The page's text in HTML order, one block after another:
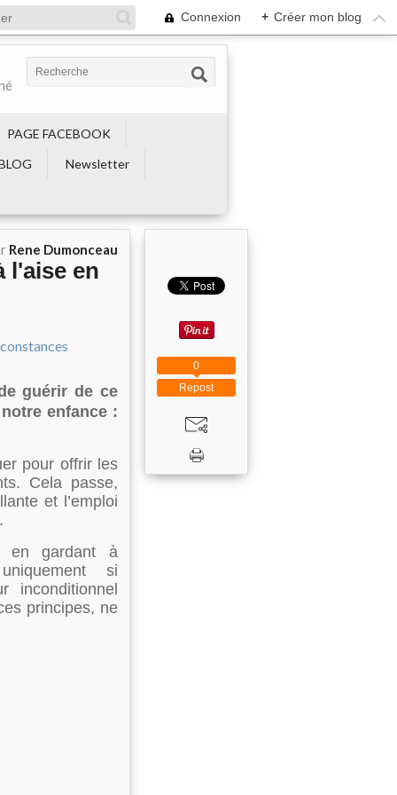
Connexion + Créer mon blog
PAGE FACEBOOK
Newsletter
Rene Dumonceau
l'aise en
guérir de ce
enfance :
pour offrir les
Cela passe,
et l’emploi
en gardant à
si
inconditionnel
principes, ne
Repost
0